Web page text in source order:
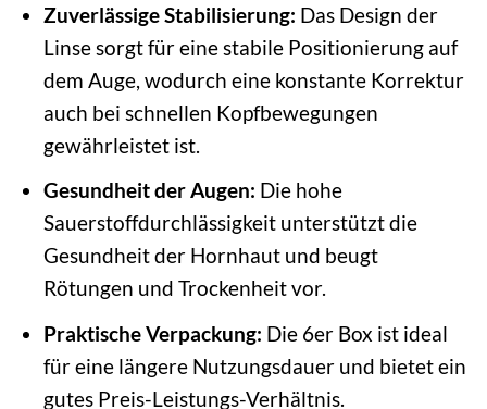
Zuverlässige Stabilisierung: Das Design der
Linse sorgt für eine stabile Positionierung auf
dem Auge, wodurch eine konstante Korrektur
auch bei schnellen Kopfbewegungen
gewährleistet ist.
Gesundheit der Augen: Die hohe
Sauerstoffdurchlässigkeit unterstützt die
Gesundheit der Hornhaut und beugt
Rötungen und Trockenheit vor.
Praktische Verpackung: Die 6er Box ist ideal
für eine längere Nutzungsdauer und bietet ein
gutes Preis-Leistungs-Verhältnis.